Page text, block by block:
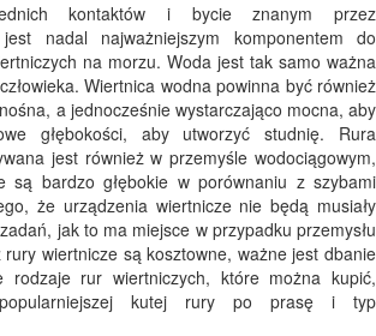
kontaktów i bycie znanym przez
nadal najważniejszym komponentem do
na morzu. Woda jest tak samo ważna
Wiertnica wodna powinna być również
a jednocześnie wystarczająco mocna, aby
głębokości, aby utworzyć studnię. Rura
jest również w przemyśle wodociągowym,
są bardzo głębokie w porównaniu z szybami
że urządzenia wiertnicze nie będą musiały
jak to ma miejsce w przypadku przemysłu
wiertnicze są kosztowne, ważne jest dbanie
rur wiertniczych, które można kupić,
kutej rury po prasę i typ